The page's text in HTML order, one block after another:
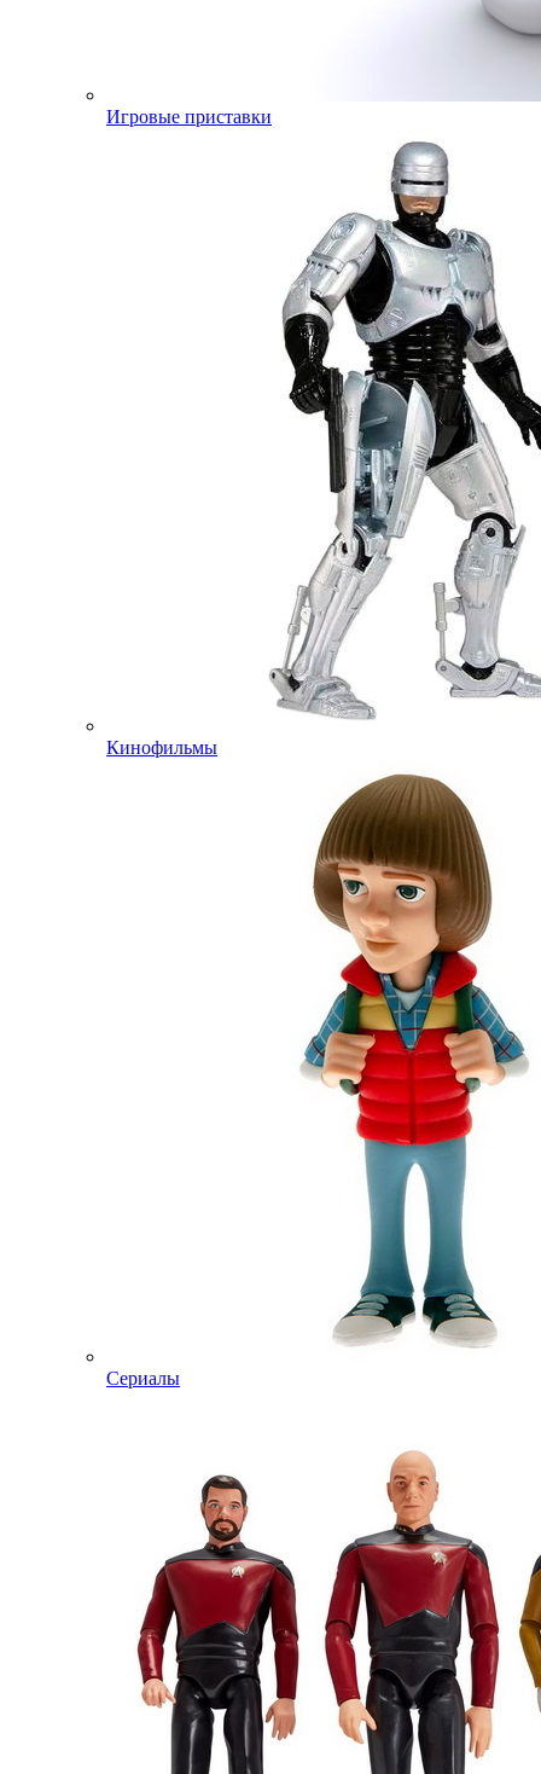
Игровые приставки
Кинофильмы
Сериалы